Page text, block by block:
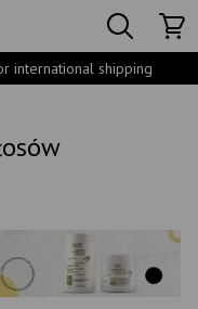
international shipping